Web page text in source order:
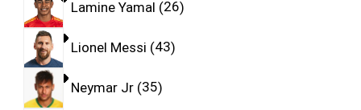
Lamine Yamal 26
Lionel Messi 43
Neymar Jr 35